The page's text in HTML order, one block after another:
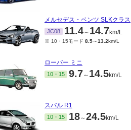
メルセデス・ベンツ SLKクラス
JC08 11.4～ 14.7km/L
※ 10・15モード 8.5～13.2km/L
ローバー ミニ
10・15 9.7～ 14.5km/L
スバル R1
10・15 18～24.5km/L